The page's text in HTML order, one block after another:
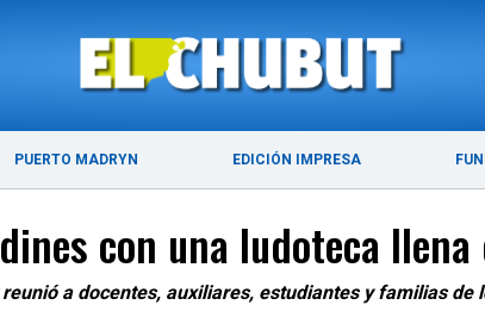
PUERTO MADRYN EDICIÓN IMPRESA
ÚLTIMAS NOTICIAS PUERTO
con una ludoteca
a docentes, auxiliares, estudiantes y familias